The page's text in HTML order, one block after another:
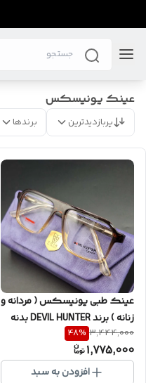
عینک یونیسکس
پربازدیدترین برندها
عینک طبی یونیسکس ( مردانه و
زنانه ) برند DEVIL HUNTER بدنه
TR و نشکن کیفیت ضمانتی ( با
امکان سفارش ساخت عدسی )
3,444,000
48%
1,775,000
افزودن به سبد